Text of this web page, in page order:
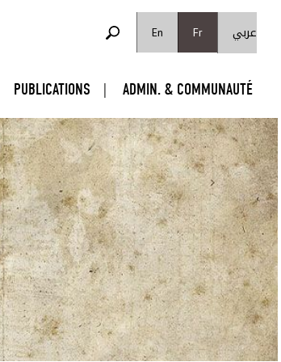
En Fr عربي FORMULAIRE DE RECHERCHE
PUBLICATIONS ADMIN. & COMMUNAUTÉ